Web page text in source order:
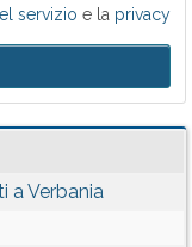
servizio e la privacy
a Verbania